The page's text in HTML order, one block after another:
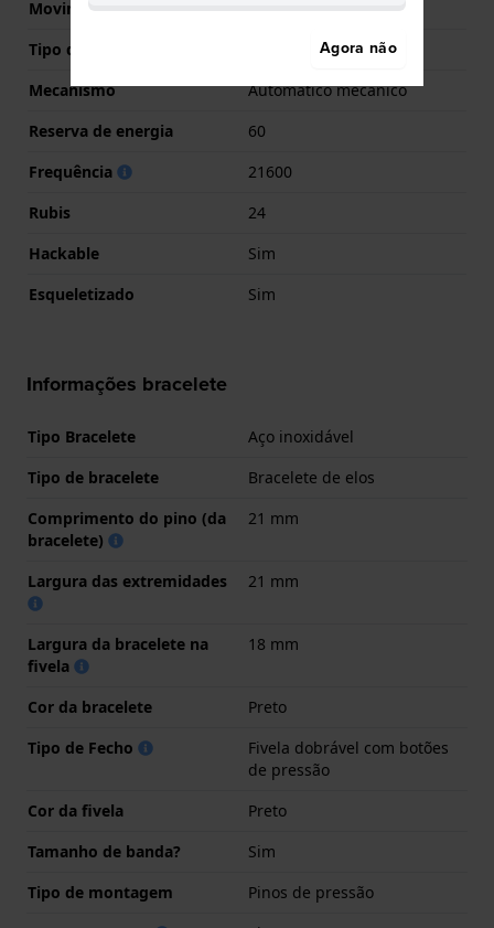
Movimento suíço
Não
Tipo de Mostrador
Analógico
Mecanismo
Automático mecânico
Reserva de energia
60
Frequência
21600
Rubis
24
Hackable
Sim
Esqueletizado
Sim
Informações bracelete
Tipo Bracelete
Aço inoxidável
Tipo de bracelete
Bracelete de elos
Comprimento do pino (da
bracelete)
21 mm
Largura das extremidades 21 mm
Largura da bracelete na
fivela
18 mm
Cor da bracelete
Preto
Tipo de Fecho
Fivela dobrável com botões
de pressão
Cor da fivela
Preto
Tamanho de banda?
Sim
Tipo de montagem
Pinos de pressão
Agora não